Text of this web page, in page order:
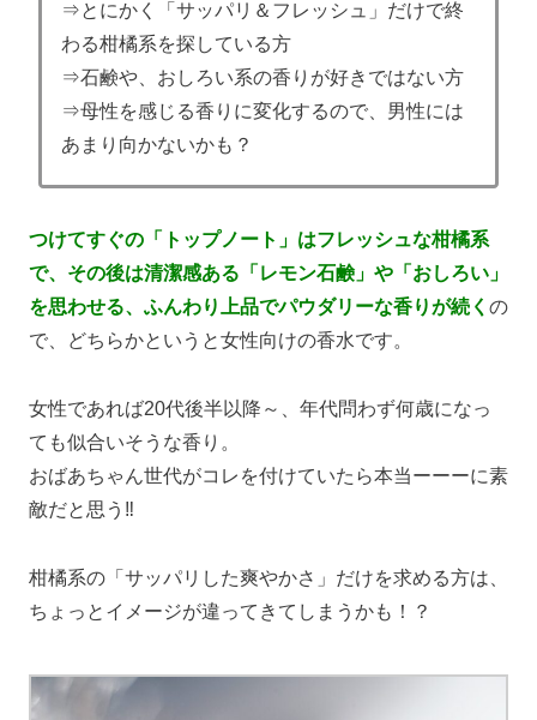
⇒とにかく「サッパリ＆フレッシュ」だけで終
わる柑橘系を探している方
⇒石鹸や、おしろい系の香りが好きではない方
⇒母性を感じる香りに変化するので、男性には
あまり向かないかも？
つけてすぐの「トップノート」はフレッシュな柑橘系
で、その後は清潔感ある「レモン石鹸」や「おしろい」
を思わせる、ふんわり上品でパウダリーな香りが続く の
で、どちらかというと女性向けの香水です。
女性であれば20代後半以降～、年代問わず何歳になっ
ても似合いそうな香り。
おばあちゃん世代がコレを付けていたら本当ーーーに素
敵だと思う‼
柑橘系の「サッパリした爽やかさ」だけを求める方は、
ちょっとイメージが違ってきてしまうかも！？